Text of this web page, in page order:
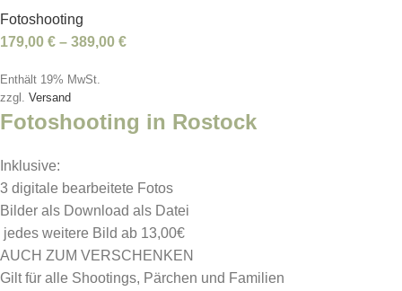
Fotoshooting
179,00 € – 389,00 €
Enthält 19% MwSt.
zzgl. Versand
Fotoshooting in Rostock
Inklusive:
3 digitale bearbeitete Fotos
Bilder als Download als Datei
jedes weitere Bild ab 13,00€
AUCH ZUM VERSCHENKEN
Gilt für alle Shootings, Pärchen und Familien